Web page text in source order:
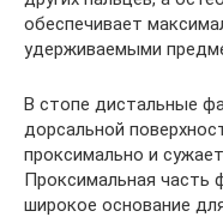
обеспечивает
удерживаемыми
В стопе дистальные
дорсальной
проксимально и
Проксимальная часть
широкое основание